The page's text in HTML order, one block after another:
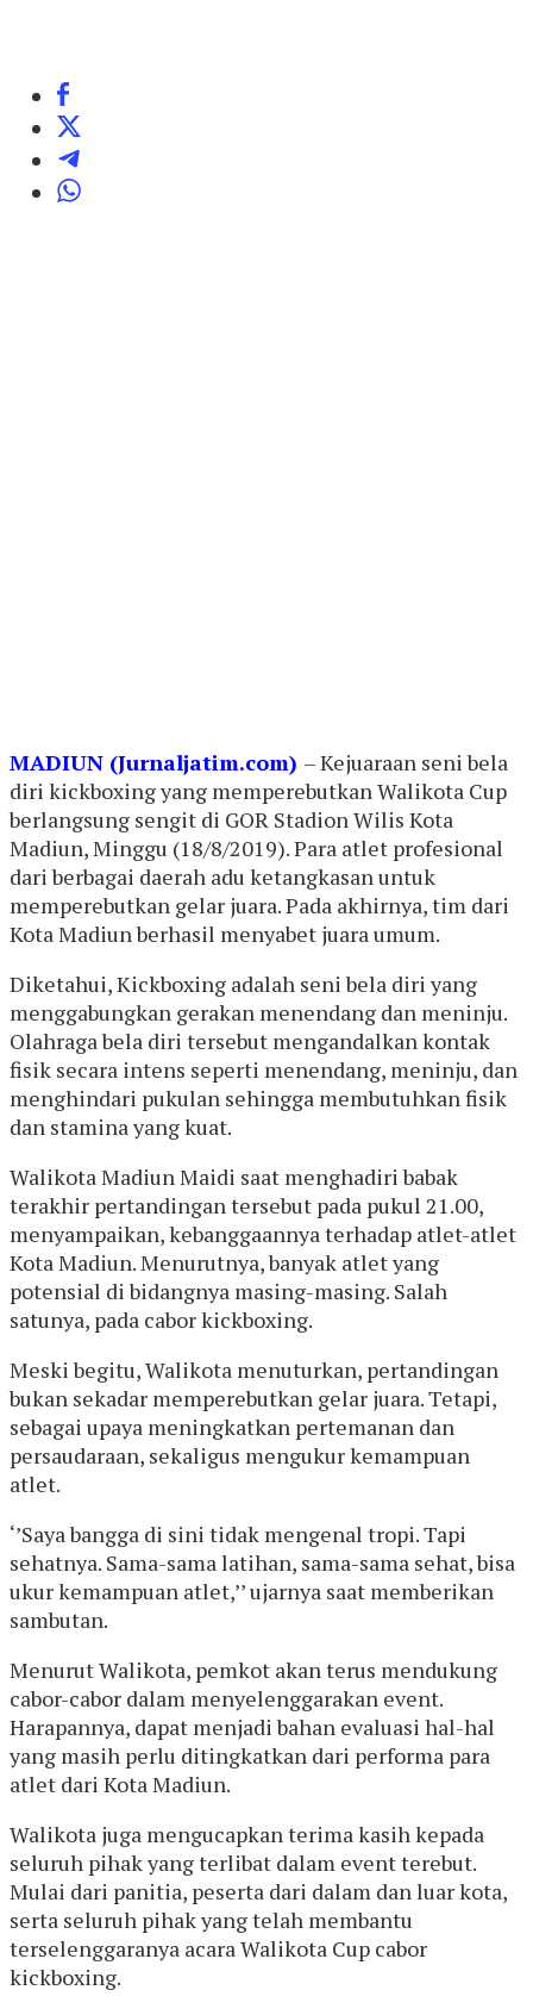
MADIUN (Jurnaljatim.com) – Kejuaraan seni bela
diri kickboxing yang memperebutkan Walikota Cup
berlangsung sengit di GOR Stadion Wilis Kota
Madiun, Minggu (18/8/2019). Para atlet profesional
dari berbagai daerah adu ketangkasan untuk
memperebutkan gelar juara. Pada akhirnya, tim dari
Kota Madiun berhasil menyabet juara umum.
Diketahui, Kickboxing adalah seni bela diri yang
menggabungkan gerakan menendang dan meninju.
Olahraga bela diri tersebut mengandalkan kontak
fisik secara intens seperti menendang, meninju, dan
menghindari pukulan sehingga membutuhkan fisik
dan stamina yang kuat.
Walikota Madiun Maidi saat menghadiri babak
terakhir pertandingan tersebut pada pukul 21.00,
menyampaikan, kebanggaannya terhadap atlet-atlet
Kota Madiun. Menurutnya, banyak atlet yang
potensial di bidangnya masing-masing. Salah
satunya, pada cabor kickboxing.
Meski begitu, Walikota menuturkan, pertandingan
bukan sekadar memperebutkan gelar juara. Tetapi,
sebagai upaya meningkatkan pertemanan dan
persaudaraan, sekaligus mengukur kemampuan
atlet.
‘’Saya bangga di sini tidak mengenal tropi. Tapi
sehatnya. Sama-sama latihan, sama-sama sehat, bisa
ukur kemampuan atlet,’’ ujarnya saat memberikan
sambutan.
Menurut Walikota, pemkot akan terus mendukung
cabor-cabor dalam menyelenggarakan event.
Harapannya, dapat menjadi bahan evaluasi hal-hal
yang masih perlu ditingkatkan dari performa para
atlet dari Kota Madiun.
Walikota juga mengucapkan terima kasih kepada
seluruh pihak yang terlibat dalam event terebut.
Mulai dari panitia, peserta dari dalam dan luar kota,
serta seluruh pihak yang telah membantu
terselenggaranya acara Walikota Cup cabor
kickboxing.